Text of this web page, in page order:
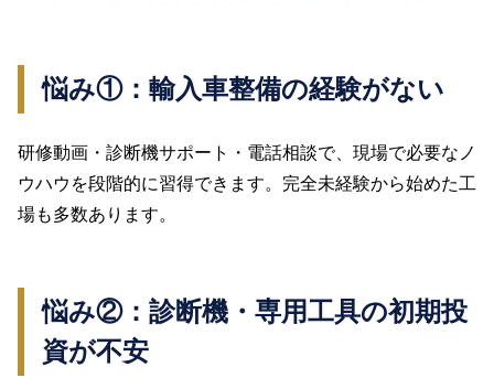
悩み①：輸入車整備の経験がない
研修動画・診断機サポート・電話相談で、現場で必要なノ
ウハウを段階的に習得できます。完全未経験から始めた工
場も多数あります。
悩み②：診断機・専用工具の初期投
資が不安